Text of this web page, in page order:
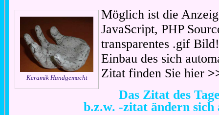
Keramik Handgemacht
Möglich ist die
JavaScript, PHP
transparentes .gif
Einbau des sich
Zitat finden Sie hier
Das Zitat des
b.z.w. -zitat ändern sich